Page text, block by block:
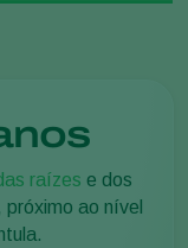
raízes e dos
ao nível